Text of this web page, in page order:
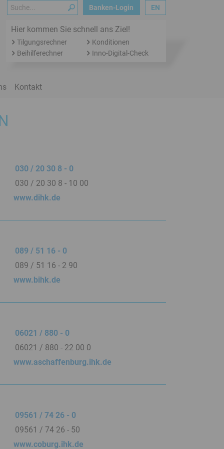
Kontakt
Suche Banken-Login EN
Hier kommen Sie schnell ans Ziel!
Tilgungsrechner
Konditionen
Beihilferechner
Inno-Digital-Check
030 / 20 30 8 - 0
030 / 20 30 8 - 10 00
www.dihk.de
089 / 51 16 - 0
089 / 51 16 - 2 90
www.bihk.de
06021 / 880 - 0
06021 / 880 - 22 00 0
www.aschaffenburg.ihk.de
09561 / 74 26 - 0
09561 / 74 26 - 50
www.coburg.ihk.de